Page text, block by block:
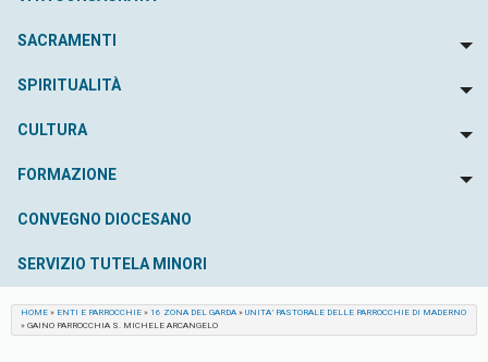
SACRAMENTI
SPIRITUALITÀ
CULTURA
FORMAZIONE
CONVEGNO DIOCESANO
SERVIZIO TUTELA MINORI
HOME » ENTI E PARROCCHIE » 16 ZONA DEL GARDA » UNITA’ PASTORALE DELLE PARROCCHIE DI MADERNO
» GAINO PARROCCHIA S. MICHELE ARCANGELO